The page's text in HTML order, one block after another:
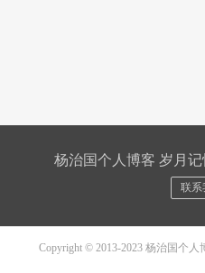
杨治国个人博客 岁月
联系
Copyright © 2013-2023 杨治国个人